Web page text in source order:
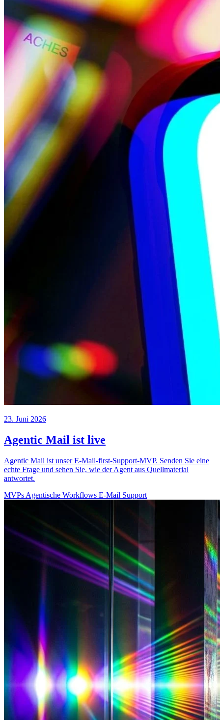
23. Juni 2026
Agentic Mail ist live
Agentic Mail ist unser E-Mail-first-Support-MVP. Senden Sie eine
echte Frage und sehen Sie, wie der Agent aus Quellmaterial
antwortet.
MVPs Agentische Workflows E-Mail Support